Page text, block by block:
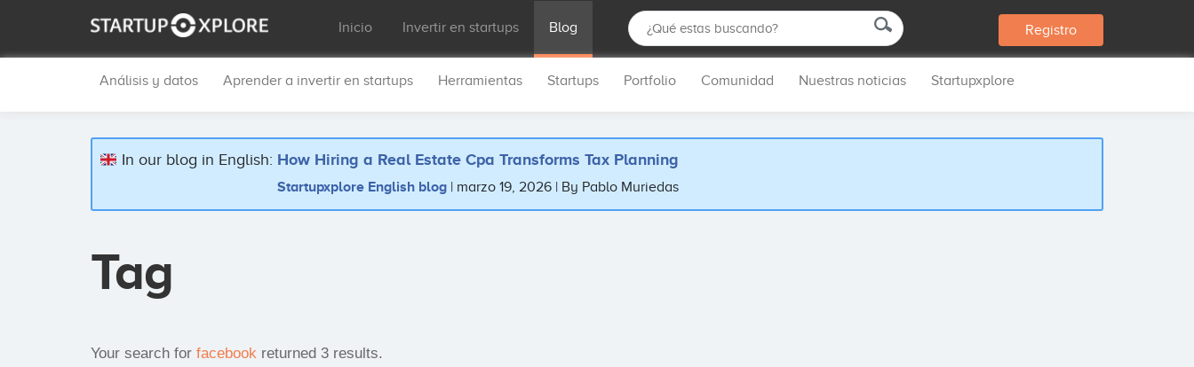
Inicio Invertir en startups Blog Registro
Análisis y datos Aprender a invertir en startups Herramientas Startups Portfolio Comunidad Nuestras noticias Startupxplore
In our blog in English: How Hiring a Real Estate Cpa Transforms Tax Planning
Startupxplore English blog marzo 19, 2026 By Pablo Muriedas
Tag
Your search for facebook returned 3 results.